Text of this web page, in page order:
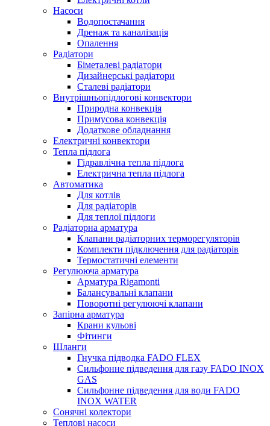
Насоси
Водопостачання
Дренаж та каналізація
Опалення
Радіатори
Біметалеві радіатори
Дизайнерські радіатори
Сталеві радіатори
Внутрішньопідлогові конвектори
Природна конвекція
Примусова конвекція
Додаткове обладнання
Електричні конвектори
Тепла підлога
Гідравлічна тепла підлога
Електрична тепла підлога
Автоматика
Для котлів
Для радіаторів
Для теплої підлоги
Радіаторна арматура
Клапани радіаторних терморегуляторів
Комплекти підключення для радіаторів
Термостатичні елементи
Регулююча арматура
Арматура Rigamonti
Балансувальні клапани
Поворотні регулюючі клапани
Запірна арматура
Крани кульові
Фітинги
Шланги
Гнучка підводка FADO FLEX
Сильфонне підведення для газу FADO INOX
GAS
Сильфонне підведення для води FADO
INOX WATER
Сонячні колектори
Теплові насоси